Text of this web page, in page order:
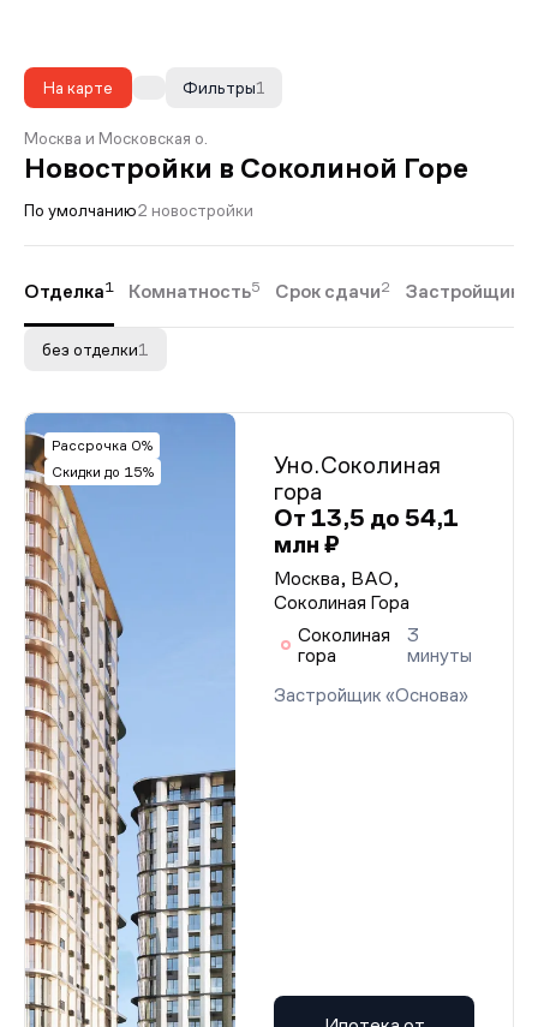
На карте 1
Фильтры
Москва и Московская о.
Новостройки в Соколиной Горе
По умолчанию2 новостройки
Отделка1 Комнатность5 Срок сдачи2 Застройщики
без отделки1
Рассрочка 0%
Скидки до 15%
Уно.Соколиная
гора
От 13,5 до 54,1
млн ₽
Москва, ВАО,
Соколиная Гора
Соколиная
гора
3
минуты
Застройщик «Основа»